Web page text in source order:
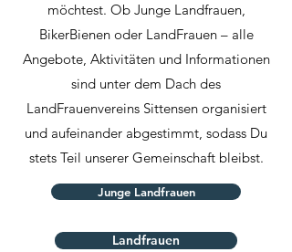
möchtest. Ob Junge Landfrauen,
BikerBienen oder LandFrauen – alle
Angebote, Aktivitäten und Informationen
sind unter dem Dach des
LandFrauenvereins Sittensen organisiert
und aufeinander abgestimmt, sodass Du
stets Teil unserer Gemeinschaft bleibst.
Junge Landfrauen
Landfrauen